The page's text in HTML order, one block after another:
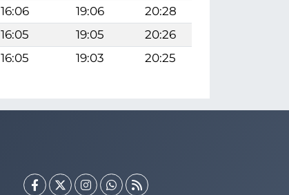
16:06 19:06
20:28
16:05 19:05
20:26
16:05 19:03 20:25